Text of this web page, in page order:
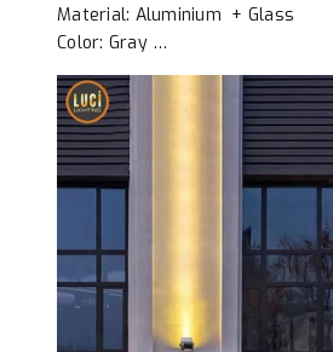
Material: Aluminium + Glass
Color: Gray …